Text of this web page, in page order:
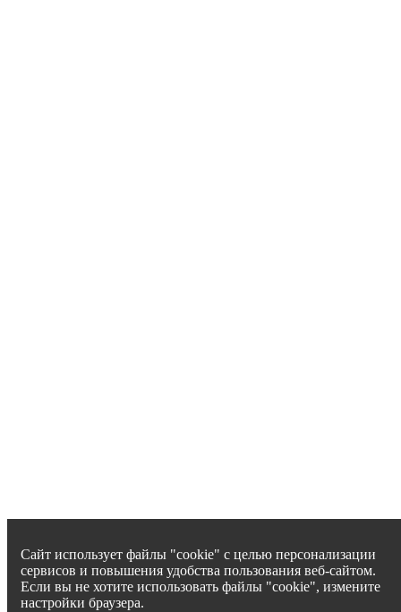
Сайт использует файлы "cookie" с целью персонализации
сервисов и повышения удобства пользования веб-сайтом.
Если вы не хотите использовать файлы "cookie", измените
настройки браузера.